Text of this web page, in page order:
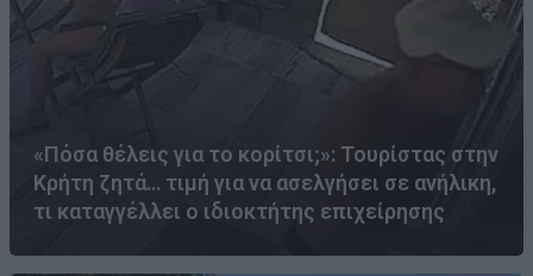
«Πόσα θέλεις για το κορίτσι;»: Τουρίστας στην
Κρήτη ζητά… τιμή για να ασελγήσει σε ανήλικη,
τι καταγγέλλει ο ιδιοκτήτης επιχείρησης